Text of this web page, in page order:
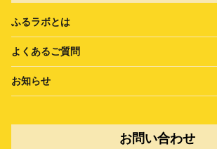
ふるラボとは
よくあるご質問
お知らせ
お問い合わせ